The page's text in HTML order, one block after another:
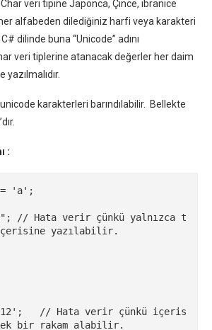
veri tipine Japonca, Çince, ibranice
alfabeden dilediğiniz harfi veya karakteri
dilinde buna “Unicode” adını
veri tiplerine atanacak değerler her daim
yazılmalıdır.
karakterleri barındılabilir. Bellekte
:
= 'a';
// Hata verir çünkü yalnızca t
yazılabilir.
'12';   // Hata verir çünkü içeris
bir rakam alabilir.